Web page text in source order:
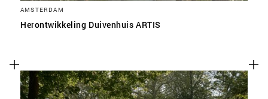
AMSTERDAM
Herontwikkeling Duivenhuis ARTIS